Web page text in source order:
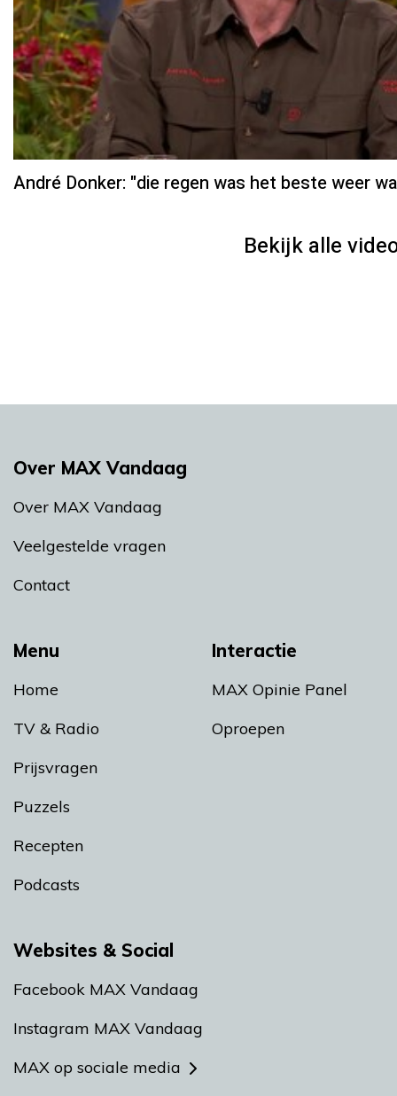
André Donker: "die regen was het beste weer
Bekijk alle
Menu
Home
TV & Radio
Prijsvragen
Puzzels
Recepten
Podcasts
Interactie
MAX Opinie Panel
Oproepen
Over MAX Vandaag
Over MAX Vandaag
Veelgestelde vragen
Contact
Websites & Social
Facebook MAX Vandaag
Instagram MAX Vandaag
MAX op sociale media